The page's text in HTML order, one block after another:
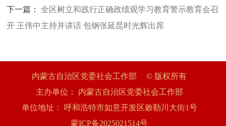
下一篇：全区树立和践行正确政绩观学习教育警示教育会召
开 王伟中主持并讲话 包钢张延昆时光辉出席
内蒙古自治区党委社会工作部
© 版权所有
主办单位：
内蒙古自治区党委社会工作部
单位地址：
呼和浩特市如意开发区敕勒川大街1号
蒙ICP备2025021514号